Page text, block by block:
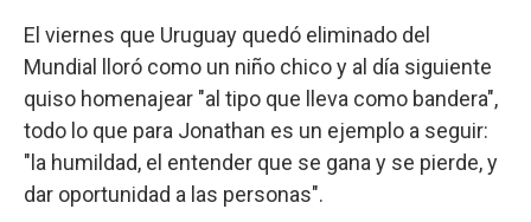
El viernes que Uruguay quedó eliminado del
Mundial lloró como un niño chico y al día siguiente
quiso homenajear "al tipo que lleva como bandera",
todo lo que para Jonathan es un ejemplo a seguir:
"la humildad, el entender que se gana y se pierde, y
dar oportunidad a las personas".